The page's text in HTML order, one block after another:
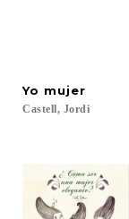
Yo mujer
Castell, Jordi